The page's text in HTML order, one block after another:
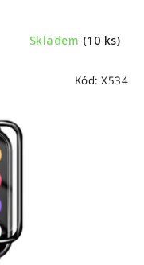
Skladem (10 ks)
Kód: X534